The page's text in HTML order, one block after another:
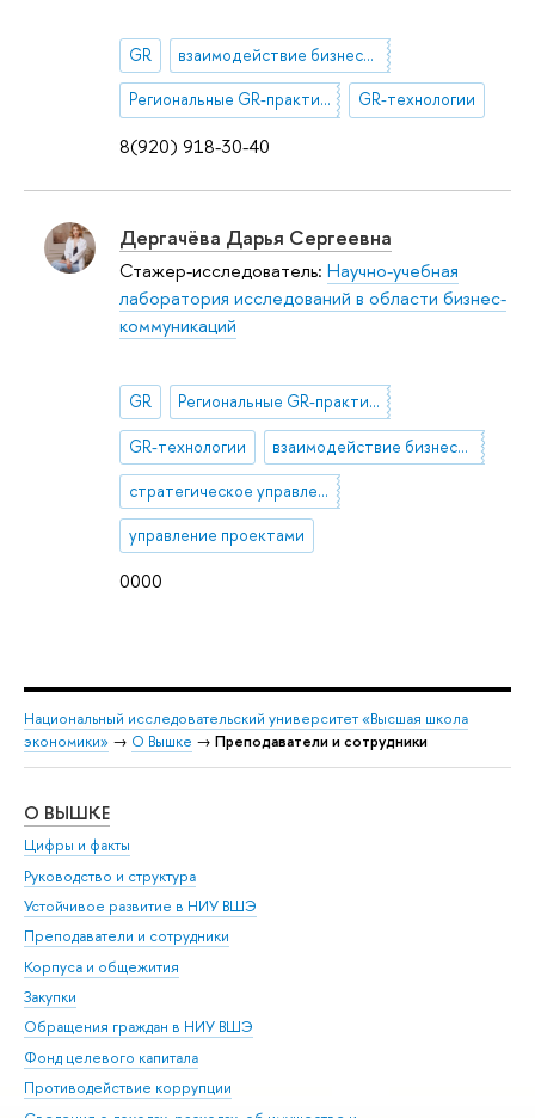
8(920) 918-30-40
GR взаимодействие бизнеса и власти
Региональные GR-практики GR-технологии
0000
Дергачёва Дарья Сергеевна
Стажер-исследователь: Научно-учебная
лаборатория исследований в области бизнес-
коммуникаций
GR Региональные GR-практики
GR-технологии взаимодействие бизнеса и власти
стратегическое управление проектами
управление проектами
Национальный исследовательский университет «Высшая школа
экономики» → О Вышке → Преподаватели и сотрудники
О ВЫШКЕ
Цифры и факты
Руководство и структура
Устойчивое развитие в НИУ ВШЭ
Преподаватели и сотрудники
Корпуса и общежития
Закупки
Обращения граждан в НИУ ВШЭ
Фонд целевого капитала
Противодействие коррупции